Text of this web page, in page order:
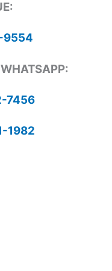
9554
7456
1982